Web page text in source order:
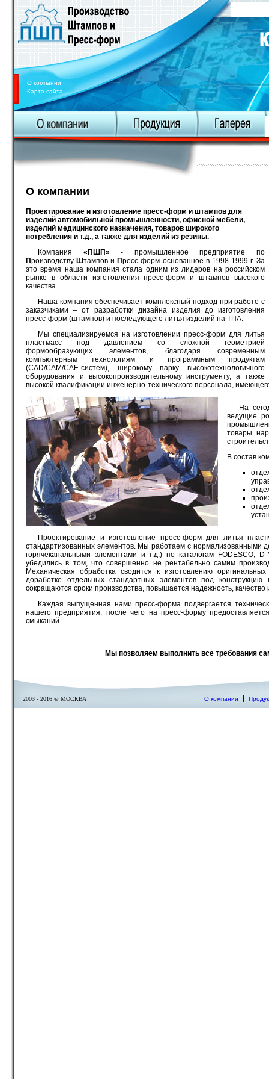
О компании
Карта сайта
О компании
Проектирование и изготовление пресс-форм и штампов для
изделий автомобильной промышленности, офисной мебели,
изделий медицинского назначения, товаров широкого
потребления и т.д., а также для изделий из резины.
Компания «ПШП» - промышленное предприятие по
ПроизводствуШтампов иПресс-форм основанное в 1998-1999 г. За
это время наша компания стала одним из лидеров на российском
рынке в области изготовления пресс-форм и штампов высокого
качества.
Наша компания обеспечивает комплексный подход при работе с
заказчиками – от разработки дизайна изделия до изготовления
пресс-форм (штампов) и последующего литья изделий на ТПА.
Мы специализируемся на изготовлении пресс-форм для литья
пластмасс под давлением со сложной геометрией
формообразующих элементов, благодаря современным
компьютерным технологиям и программным продуктам
(CAD/CAM/CAE-систем), широкому парку высокотехнологичного
оборудования и высокопроизводительному инструменту, а также
высокой квалификации инженерно-технического персонала,
На
ведущие
товары
В состав
Проектирование и изготовление пресс-форм для литья
стандартизованных элементов. Мы работаем с нормализованными
горячеканальными элементами и т.д.) по каталогам FODESCO,
убедились в том, что совершенно не рентабельно самим
Механическая обработка сводится к изготовлению
доработке отдельных стандартных элементов под
сокращаются сроки производства, повышается надежность,
Каждая выпущенная нами пресс-форма подвергается
нашего предприятия, после чего на пресс-форму
смыканий.
Мы позволяем выполнить все требования
2003 - 2016 © МОСКВА О компании